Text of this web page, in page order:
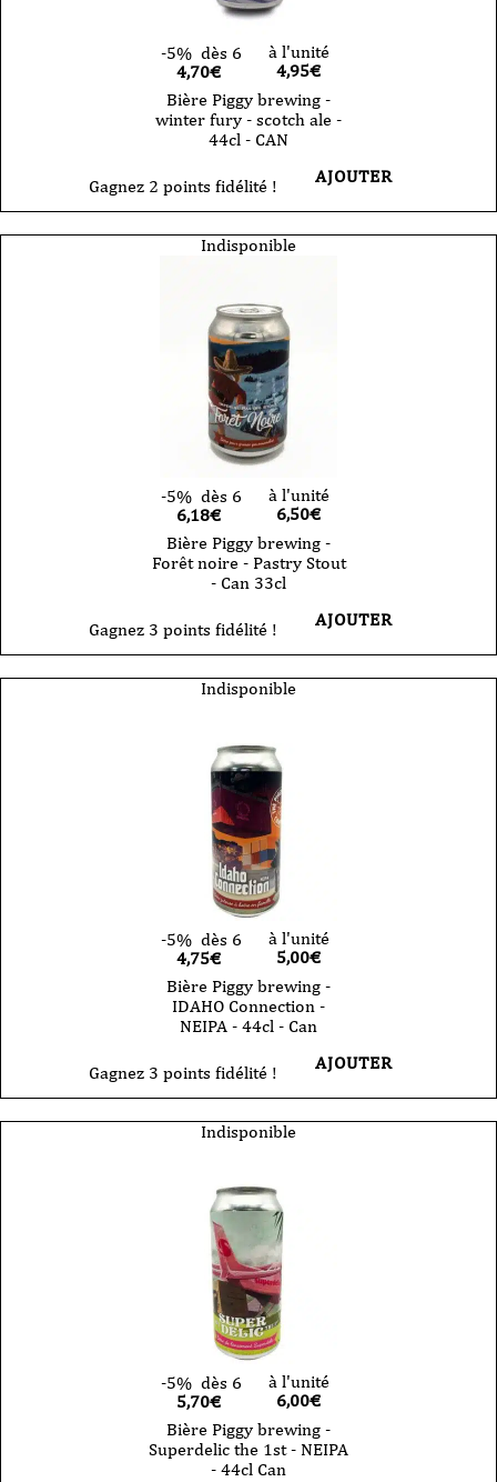
-5% dès 6
4,70€
à l'unité
4,95€
Bière Piggy brewing -
winter fury - scotch ale -
44cl - CAN
Gagnez 2 points fidélité ! AJOUTER
Indisponible
-5% dès 6
6,18€
à l'unité
6,50€
Bière Piggy brewing -
Forêt noire - Pastry Stout
- Can 33cl
Gagnez 3 points fidélité ! AJOUTER
Indisponible
-5% dès 6
4,75€
à l'unité
5,00€
Bière Piggy brewing -
IDAHO Connection -
NEIPA - 44cl - Can
Gagnez 3 points fidélité ! AJOUTER
Indisponible
-5% dès 6
5,70€
à l'unité
6,00€
Bière Piggy brewing -
Superdelic the 1st - NEIPA
- 44cl Can